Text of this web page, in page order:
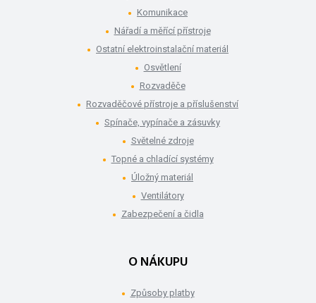
Komunikace
Nářadí a měřící přístroje
Ostatní elektroinstalační materiál
Osvětlení
Rozvaděče
Rozvaděčové přístroje a příslušenství
Spínače, vypínače a zásuvky
Světelné zdroje
Topné a chladící systémy
Úložný materiál
Ventilátory
Zabezpečení a čidla
O NÁKUPU
Způsoby platby